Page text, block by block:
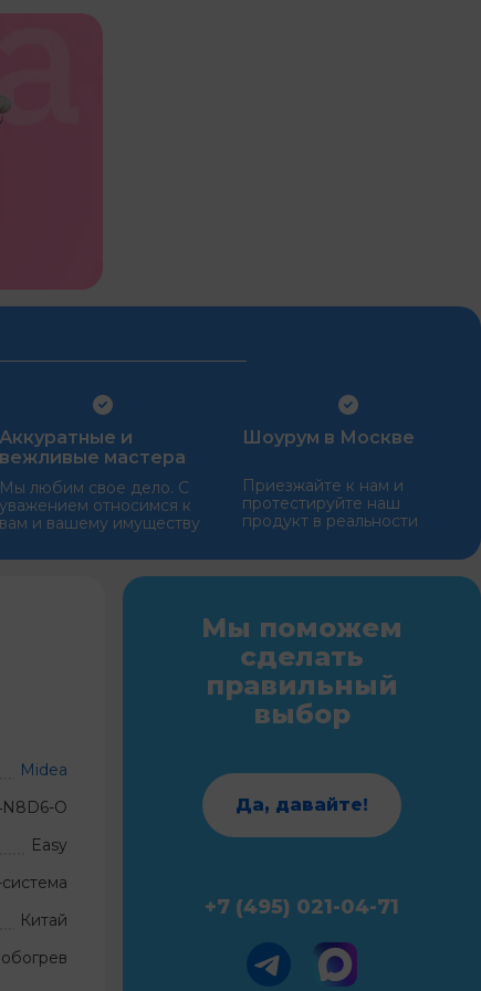
Аккуратные и
вежливые мастера
Мы любим свое дело. С
уважением относимся к
вам и вашему имуществу
Шоурум в Москве
Приезжайте к нам и
протестируйте наш
продукт в реальности
Midea
O
Easy
Китай
Мы поможем
сделать
правильный
выбор
Да, давайте!
+7 (495) 021-04-71